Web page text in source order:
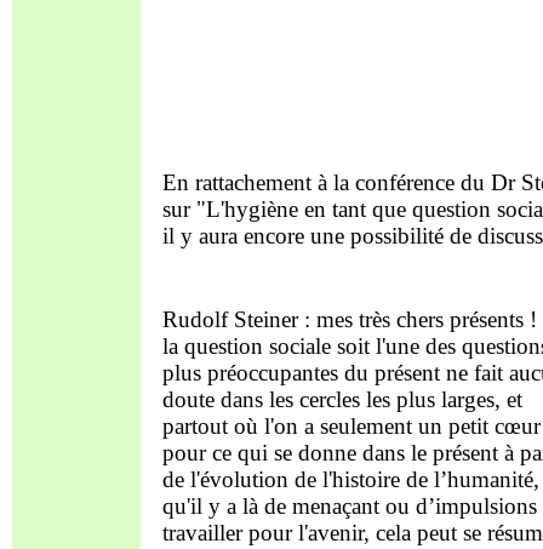
En rattachement à la conférence du Dr
sur "L'hygiène en tant que question
il y aura encore une possibilité de
Rudolf Steiner : mes très chers présents !
la question sociale soit l'une des
plus préoccupantes du présent ne fait
doute dans les cercles les plus larges, et
partout où l'on a seulement un petit cœur
pour ce qui se donne dans le présent à
de l'évolution de l'histoire de l’humanité,
qu'il y a là de menaçant ou d’impulsions
travailler pour l'avenir, cela peut se